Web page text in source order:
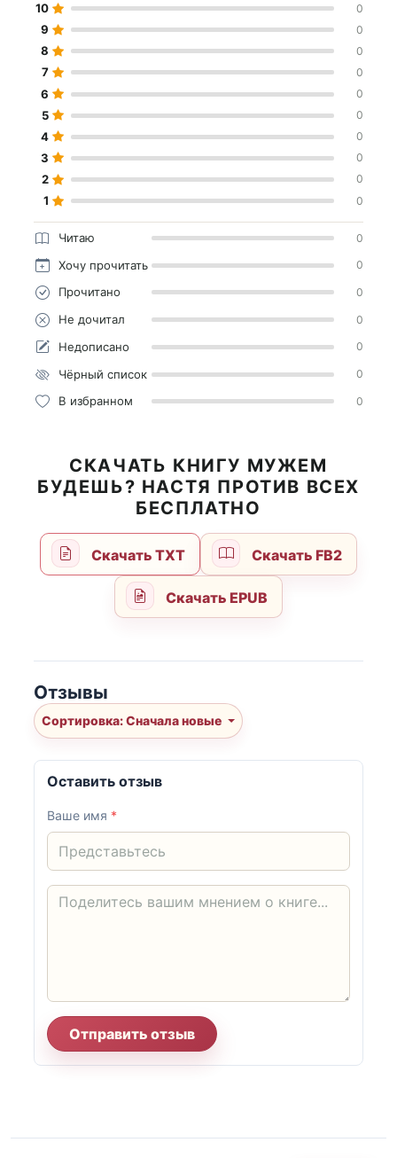
10 0
9 0
8 0
7 0
6 0
5 0
4 0
3 0
2 0
1 0
Читаю 0
Хочу прочитать 0
Прочитано 0
Не дочитал 0
Недописано 0
Чёрный список 0
В избранном 0
СКАЧАТЬ КНИГУ МУЖЕМ
БУДЕШЬ? НАСТЯ ПРОТИВ ВСЕХ
БЕСПЛАТНО
Скачать TXT Скачать FB2
Скачать EPUB
Отзывы
Сортировка: Сначала новые
Оставить отзыв
Ваше имя *
Отправить отзыв